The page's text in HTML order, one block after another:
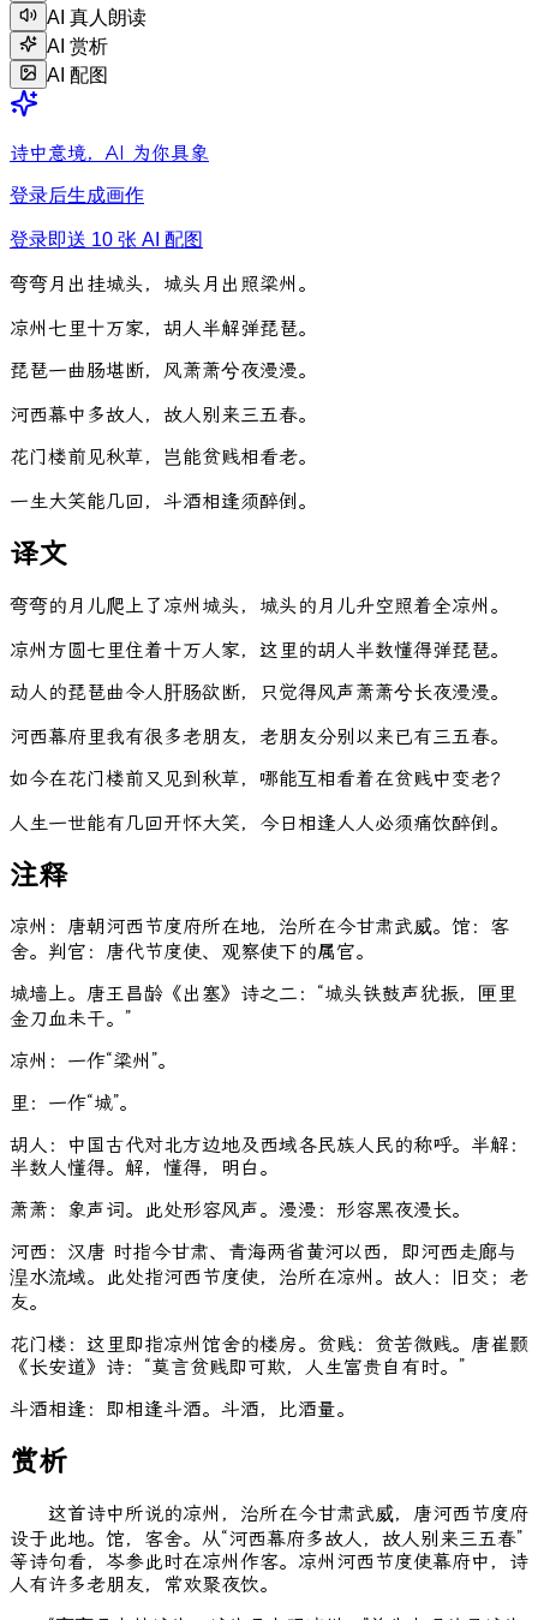
AI 真人朗读
AI 赏析
AI 配图
诗中意境，AI 为你具象
登录后生成画作
登录即送 10 张 AI 配图
弯弯月 出 挂城头， 城头月 出 照梁州 。
凉州七 里十万家， 胡人半解弹琵琶。
琵琶一曲肠堪断， 风萧萧兮夜漫漫。
河西幕中 多故人， 故人别 来三五春。
花门楼前见秋草， 岂能贫贱相看老。
一生大笑能几回， 斗酒相逢须醉倒。
译文
弯弯的月儿爬上了凉州城头，城头的月儿升空照着全凉州。
凉州方圆七里住着十万人家，这里的胡人半数懂得弹琵琶。
动人的琵琶曲令人肝肠欲断，只觉得风声萧萧兮长夜漫漫。
河西幕府里我有很多老朋友，老朋友分别以来已有三五春。
如今在花门楼前又见到秋草，哪能互相看着在贫贱中变老？
人生一世能有几回开怀大笑，今日相逢人人必须痛饮醉倒。
注释
凉州：唐朝河西节度府所在地，治所在今甘肃武威。馆：客
舍。判官：唐代节度使、观察使下的属官。
城墙上。唐王昌龄《出塞》诗之二：“城头铁鼓声犹振，匣里
金刀血未干。”
凉州：一作“梁州”。
里：一作“城”。
胡人：中国古代对北方边地及西域各民族人民的称呼。半解：
半数人懂得。解，懂得，明白。
萧萧：象声词。此处形容风声。漫漫：形容黑夜漫长。
河西：汉唐 时指今甘肃、青海两省黄河以西，即河西走廊与
湟水流域。此处指河西节度使，治所在凉州。故人：旧交；老
友。
花门楼：这里即指凉州馆舍的楼房。贫贱：贫苦微贱。唐崔颢
《长安道》诗：“莫言贫贱即可欺，人生富贵自有时。”
斗酒相逢：即相逢斗酒。斗酒，比酒量。
赏析
这首诗中所说的凉州，治所在今甘肃武威，唐河西节度府
设于此地。馆，客舍。从“河西幕府多故人，故人别来三五春”
等诗句看，岑参此时在凉州作客。凉州河西节度使幕府中，诗
人有许多老朋友，常欢聚夜饮。